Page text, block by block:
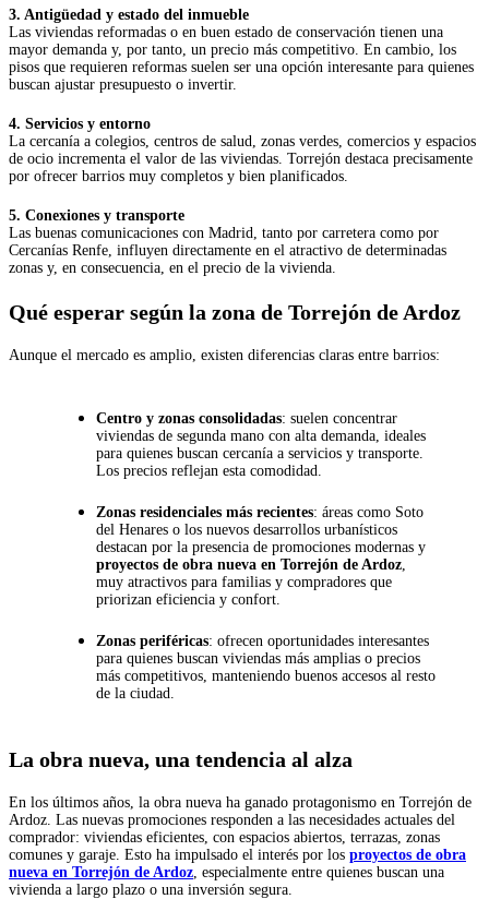
3. Antigüedad y estado del inmueble
Las viviendas reformadas o en buen estado de conservación tienen una
mayor demanda y, por tanto, un precio más competitivo. En cambio, los
pisos que requieren reformas suelen ser una opción interesante para quienes
buscan ajustar presupuesto o invertir.
4. Servicios y entorno
La cercanía a colegios, centros de salud, zonas verdes, comercios y espacios
de ocio incrementa el valor de las viviendas. Torrejón destaca precisamente
por ofrecer barrios muy completos y bien planificados.
5. Conexiones y transporte
Las buenas comunicaciones con Madrid, tanto por carretera como por
Cercanías Renfe, influyen directamente en el atractivo de determinadas
zonas y, en consecuencia, en el precio de la vivienda.
Qué esperar según la zona de Torrejón de Ardoz
Aunque el mercado es amplio, existen diferencias claras entre barrios:
Centro y zonas consolidadas: suelen concentrar
viviendas de segunda mano con alta demanda, ideales
para quienes buscan cercanía a servicios y transporte.
Los precios reflejan esta comodidad.
Zonas residenciales más recientes: áreas como Soto
del Henares o los nuevos desarrollos urbanísticos
destacan por la presencia de promociones modernas y
proyectos de obra nueva en Torrejón de Ardoz
muy atractivos para familias y compradores que
priorizan eficiencia y confort.
Zonas periféricas: ofrecen oportunidades interesantes
para quienes buscan viviendas más amplias o precios
más competitivos, manteniendo buenos accesos al resto
de la ciudad.
La obra nueva, una tendencia al alza
En los últimos años, la obra nueva ha ganado protagonismo en Torrejón de
Ardoz. Las nuevas promociones responden a las necesidades actuales del
comprador: viviendas eficientes, con espacios abiertos, terrazas, zonas
comunes y garaje. Esto ha impulsado el interés por los proyectos de obra
nueva en Torrejón de Ardoz , especialmente entre quienes buscan una
vivienda a largo plazo o una inversión segura.